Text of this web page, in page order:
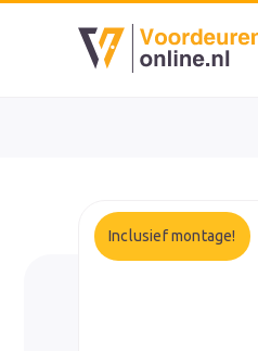
Inclusief montage!